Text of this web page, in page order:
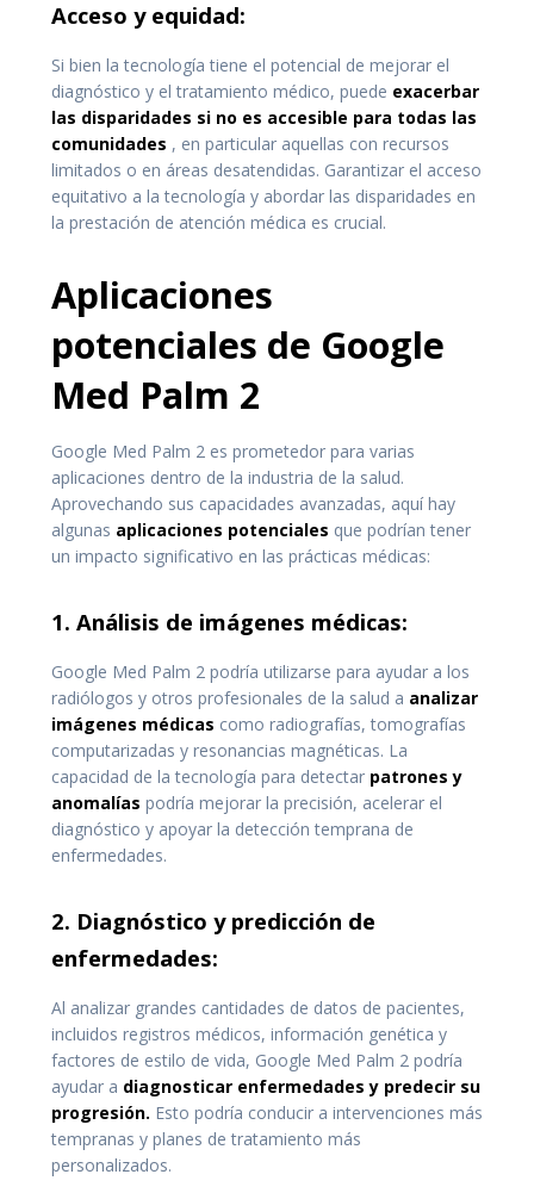
Acceso y equidad:
Si bien la tecnología tiene el potencial de mejorar el
diagnóstico y el tratamiento médico, puede exacerbar
las disparidades si no es accesible para todas las
comunidades , en particular aquellas con recursos
limitados o en áreas desatendidas. Garantizar el acceso
equitativo a la tecnología y abordar las disparidades en
la prestación de atención médica es crucial.
Aplicaciones
potenciales de Google
Med Palm 2
Google Med Palm 2 es prometedor para varias
aplicaciones dentro de la industria de la salud.
Aprovechando sus capacidades avanzadas, aquí hay
algunas aplicaciones potenciales que podrían tener
un impacto significativo en las prácticas médicas:
1. Análisis de imágenes médicas:
Google Med Palm 2 podría utilizarse para ayudar a los
radiólogos y otros profesionales de la salud a analizar
imágenes médicas como radiografías, tomografías
computarizadas y resonancias magnéticas. La
capacidad de la tecnología para detectar patrones y
anomalías podría mejorar la precisión, acelerar el
diagnóstico y apoyar la detección temprana de
enfermedades.
2. Diagnóstico y predicción de
enfermedades:
Al analizar grandes cantidades de datos de pacientes,
incluidos registros médicos, información genética y
factores de estilo de vida, Google Med Palm 2 podría
ayudar a diagnosticar enfermedades y predecir su
progresión. Esto podría conducir a intervenciones más
tempranas y planes de tratamiento más
personalizados.